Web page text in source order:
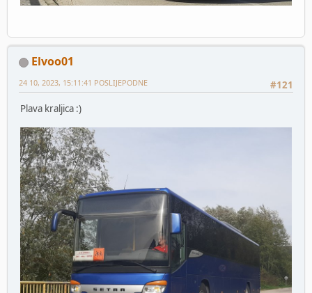
Elvoo01
#121
24 10, 2023, 15:11:41 POSLIJEPODNE
Plava kraljica :)